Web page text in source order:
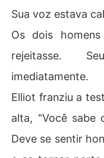
Sua voz estava
Os dois
rejeitasse.
imediatamente.
Elliot franziu a
alta, "Você sabe
Deve se sentir